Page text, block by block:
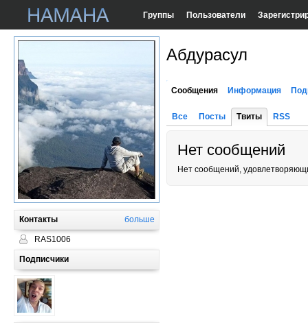
Группы Пользователи
Контакты больше
RAS1006
Подписчики
Абдурасул
Сообщения Информация
Все Посты Твиты RSS
Нет сообщений
Нет сообщений,